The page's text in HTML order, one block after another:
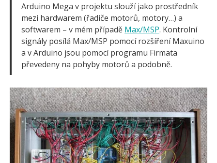
Arduino Mega v projektu slouží jako prostředník
mezi hardwarem (řadiče motorů, motory…) a
softwarem – v mém případě Max/MSP. Kontrolní
signály posílá Max/MSP pomocí rozšíření Maxuino
a v Arduino jsou pomocí programu Firmata
převedeny na pohyby motorů a podobně.